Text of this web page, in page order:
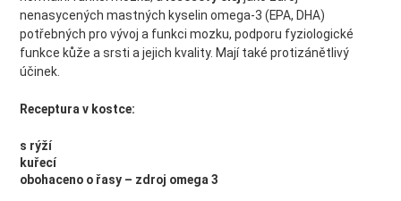
nenasycených mastných kyselin omega-3 (EPA, DHA)
potřebných pro vývoj a funkci mozku, podporu fyziologické
funkce kůže a srsti a jejich kvality. Mají také protizánětlivý
účinek.
Receptura v kostce:
s rýží
kuřecí
obohaceno o řasy – zdroj omega 3